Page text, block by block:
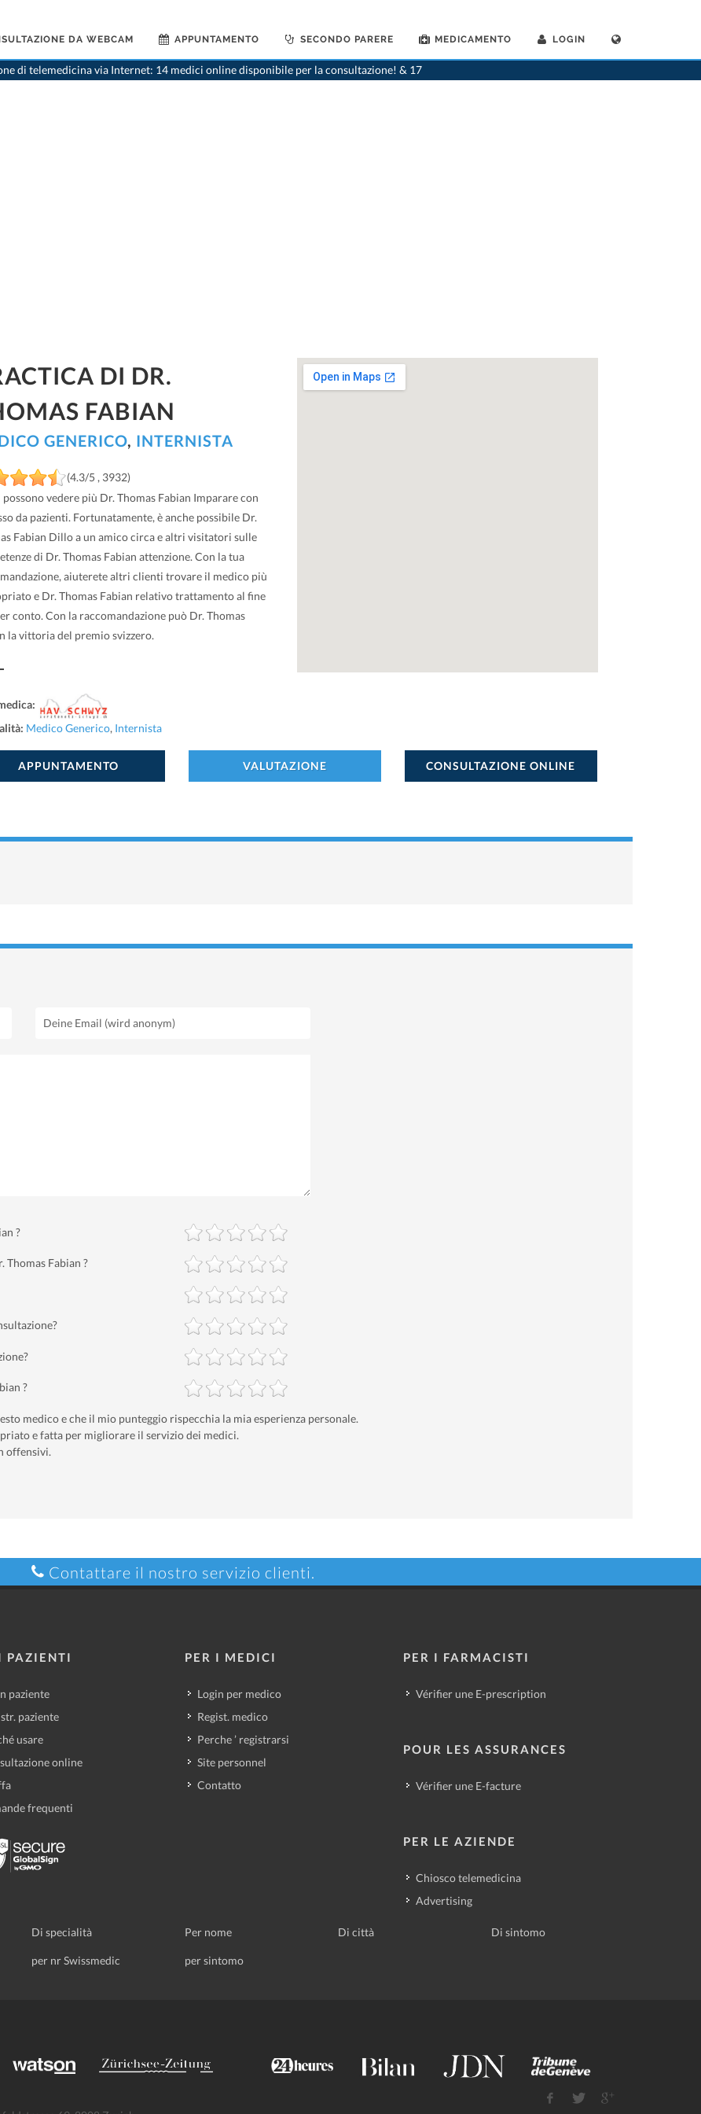
DA WEBCAM APPUNTAMENTO SECONDO PARERE MEDICAMENTO LOGIN
di telemedicina via Internet: 14 medici online disponibile per la consultazione! & 17
>Medico generico>Siebnen>Dr. Thomas Fabian>Practica di Dr. Thomas Fabian
DI DR.
FABIAN
GENERICO, INTERNISTA
(4.3/5 , 3932)
possono vedere più Dr. Thomas Fabian Imparare con
da pazienti. Fortunatamente, è anche possibile Dr.
Fabian Dillo a un amico circa e altri visitatori sulle
di Dr. Thomas Fabian attenzione. Con la tua
aiuterete altri clienti trovare il medico più
e Dr. Thomas Fabian relativo trattamento al fine
conto. Con la raccomandazione può Dr. Thomas
la vittoria del premio svizzero.
Medico Generico, Internista
APPUNTAMENTO VALUTAZIONE CONSULTAZIONE ONLINE
?
Fabian ?
?
medico e che il mio punteggio rispecchia la mia esperienza personale.
e fatta per migliorare il servizio dei medici.
offensivi.
Contattare il nostro servizio clienti.
PAZIENTI
paziente
paziente
usare
online
frequenti
PER I MEDICI
Login per medico
Regist. medico
Perche ’ registrarsi
Site personnel
Contatto
PER I FARMACISTI
Vérifier une E-prescription
POUR LES ASSURANCES
Vérifier une E-facture
PER LE AZIENDE
Chiosco telemedicina
Advertising
Di specialità Per nome Di città Di sintomo
per nr Swissmedic per sintomo